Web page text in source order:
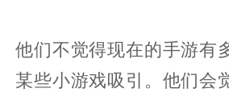
他们不觉得现在的手游有
某些小游戏吸引。他们会